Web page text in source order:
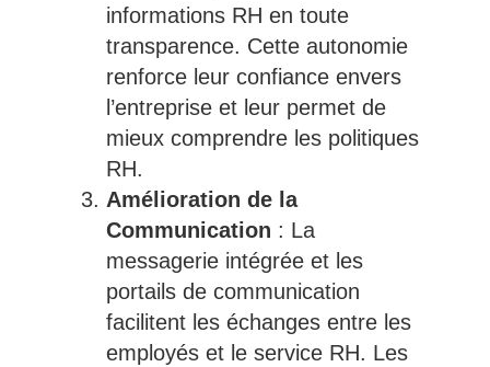
informations RH en toute
transparence. Cette autonomie
renforce leur confiance envers
l’entreprise et leur permet de
mieux comprendre les politiques
RH.
Amélioration de la
Communication : La
messagerie intégrée et les
portails de communication
facilitent les échanges entre les
employés et le service RH. Les